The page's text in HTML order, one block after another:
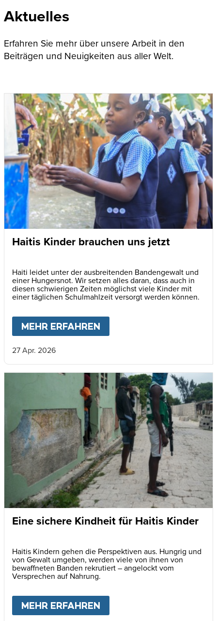
Aktuelles
Erfahren Sie mehr über unsere Arbeit in den
Beiträgen und Neuigkeiten aus aller Welt.
Haitis Kinder brauchen uns jetzt
Haiti leidet unter der ausbreitenden Bandengewalt und
einer Hungersnot. Wir setzen alles daran, dass auch in
diesen schwierigen Zeiten möglichst viele Kinder mit
einer täglichen Schulmahlzeit versorgt werden können.
MEHR ERFAHREN
27 Apr. 2026
Eine sichere Kindheit für Haitis Kinder
Haitis Kindern gehen die Perspektiven aus. Hungrig und
von Gewalt umgeben, werden viele von ihnen von
bewaffneten Banden rekrutiert – angelockt vom
Versprechen auf Nahrung.
MEHR ERFAHREN